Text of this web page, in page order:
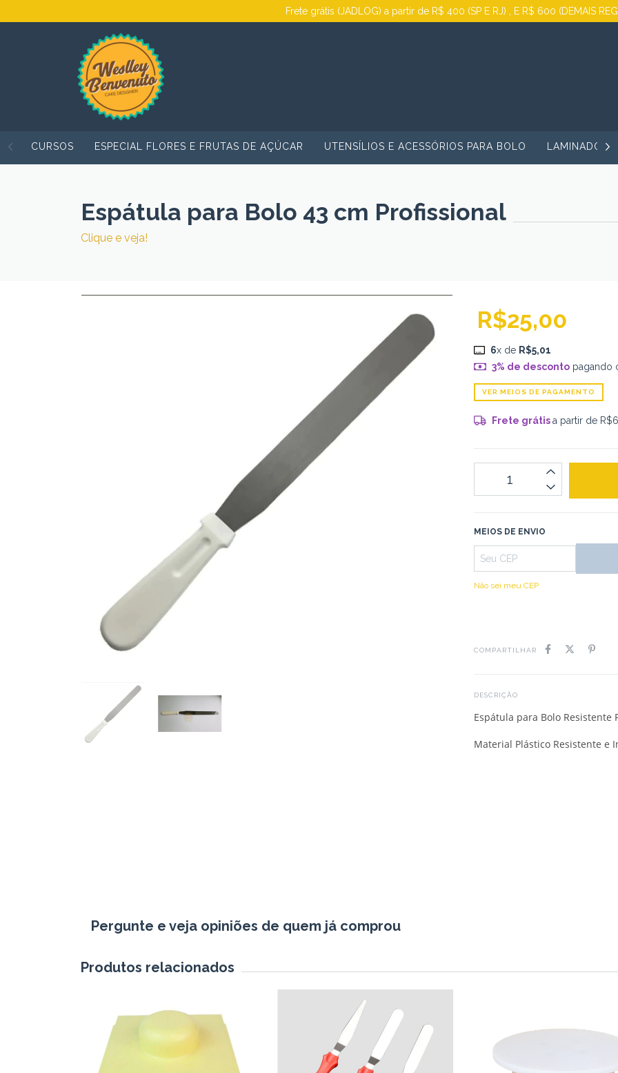
Frete grátis (JADLOG) a partir de R$ 400 (SP E RJ) , E R$ 600 (DEMAIS
CURSOS ESPECIAL FLORES E FRUTAS DE AÇÚCAR UTENSÍLIOS E ACESSÓRIOS PARA BOLO LAMINADORA
Espátula para Bolo 43 cm Profissional
Clique e veja!
R$25,00
6x de R$5,01
3% de descontopagando
VER MEIOS DE PAGAMENTO
Frete grátisa partir de
MEIOS DE ENVIO
Não sei meu CEP
COMPARTILHAR
DESCRIÇÃO
Espátula para Bolo
Material Plástico Resistente e
Pergunte e veja opiniões de quem já comprou
Produtos relacionados